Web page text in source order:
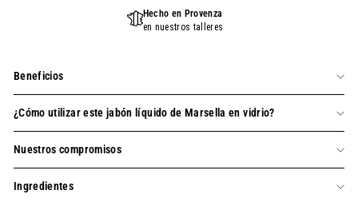
Hecho en Provenza
en nuestros talleres
Beneficios
¿Cómo utilizar este jabón líquido de Marsella en vidrio?
Nuestros compromisos
Ingredientes